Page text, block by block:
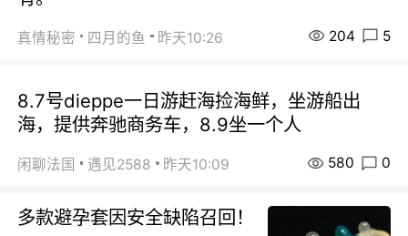
真情秘密 四月的鱼 昨天10:26 204 5
8.7号dieppe一日游赶海捡海鲜，坐游船出
海，提供奔驰商务车，8.9坐一个人
闲聊法国 遇见2588 昨天10:09 580 0
多款避孕套因安全缺陷召回！